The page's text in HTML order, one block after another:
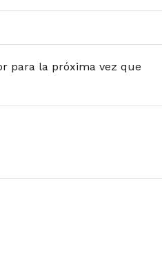
para la próxima vez que